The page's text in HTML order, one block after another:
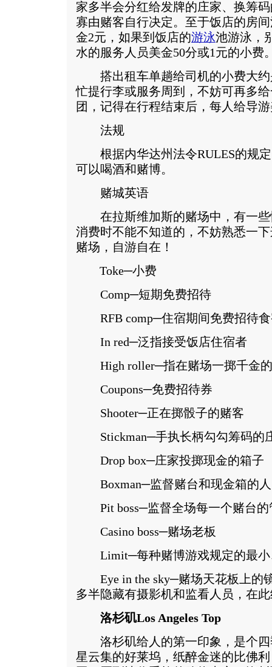
家多半会分红给发牌的庄家、换筹
寡由赌客自行决定。至于饭店的房
金2元，如果到饭店的游泳池游泳，
水的服务人员美金50分或1元的小费
搭出租车单趟给司机的小费大约
忙提行李或服务周到，不妨可再多
团，记得在行程结束后，每人给导
法规
根据内华达州法令RULES的规定
可以喝酒和赌博。
赌城英语
在拉斯维加斯的赌场中，有一些
消费时不能不知道的，不妨熟悉一
赌场，自游自在！
Toke─小费
Comp─短期免费招待
RFB comp─住宿期间免费招待食
In red─泛指接受饭店住宿者
High roller─指在赌场一掷千金
Coupons─免费招待券
Shooter─正在掷骰子的赌客
Stickman─手执长柄勾勾筹码的
Drop box─庄家投掷现金的箱子
Boxman─监督赌台和现金箱的
Pit boss─监督全场每一个赌台的
Casino boss─赌场老板
Limit─每种赌博游戏规定的最小
Eye in the sky─赌场天花板上的
多半隐藏有摄影机和监看人员，在
洛杉矶Los Angeles Top
洛杉矶给人的第一印象，是个四
星云集的好莱坞，纸醉金迷的比佛